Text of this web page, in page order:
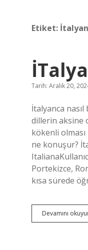
Etiket:
Tarih: Aralık 20,
İtalyanca
dillerin aksine
kökenli
ne konuşur?
Portekizce,
kısa sürede
Devamını